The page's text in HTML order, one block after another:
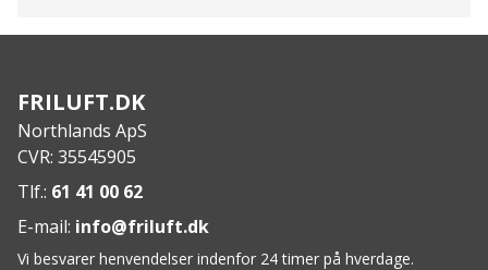
FRILUFT.DK
Northlands ApS
CVR: 35545905
Tlf.: 61 41 00 62
E-mail: info@friluft.dk
Vi besvarer henvendelser indenfor 24 timer på hverdage.